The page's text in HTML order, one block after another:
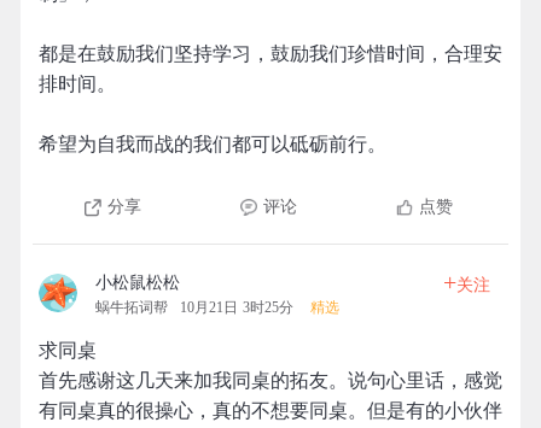
都是在鼓励我们坚持学习，鼓励我们珍惜时间，合理安
排时间。
希望为自我而战的我们都可以砥砺前行。
分享 评论 点赞
小松鼠松松
蜗牛拓词帮 10月21日 3时25分 精选
+关注
求同桌
首先感谢这几天来加我同桌的拓友。说句心里话，感觉
有同桌真的很操心，真的不想要同桌。但是有的小伙伴